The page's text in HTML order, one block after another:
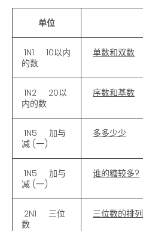
单位
1N1 10以内
的数
单数和双数
1N2 20以
内的数
序数和基数
1N5 加与
减 (一)
多多少少
1N5 加与
减 (一)
谁的糖较多?
2N1 三位
数
三位数的排列